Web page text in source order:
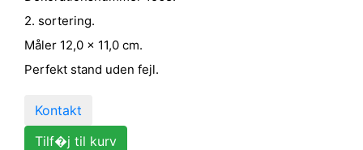
2. sortering.
Måler 12,0 x 11,0 cm.
Perfekt stand uden fejl.
Kontakt
Tilf�j til kurv